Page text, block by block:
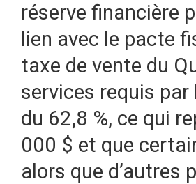
réserve financière
lien avec le pacte
taxe de vente du
services requis
du 62,8 %, ce qui
000 $ et que
alors que d’autres